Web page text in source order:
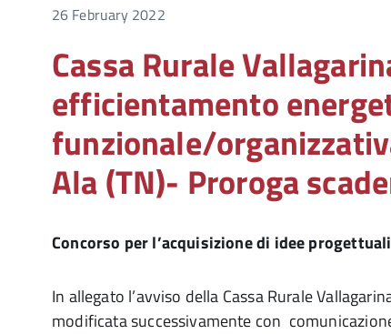
26 February 2022
Cassa Rurale
efficientamento
funzionale/
Ala (TN)- Proroga
Concorso per l’acquisizione di idee
In allegato l’avviso della Cassa Rurale
modificata successivamente con